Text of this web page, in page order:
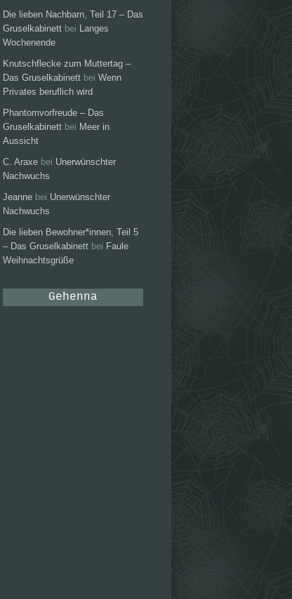
Die lieben Nachbarn, Teil 17 – Das
Gruselkabinett bei Langes
Wochenende
Knutschflecke zum Muttertag –
Das Gruselkabinett bei Wenn
Privates beruflich wird
Phantomvorfreude – Das
Gruselkabinett bei Meer in
Aussicht
C. Araxe bei Unerwünschter
Nachwuchs
Jeanne bei Unerwünschter
Nachwuchs
Die lieben Bewohner*innen, Teil 5
– Das Gruselkabinett bei Faule
Weihnachtsgrüße
Gehenna